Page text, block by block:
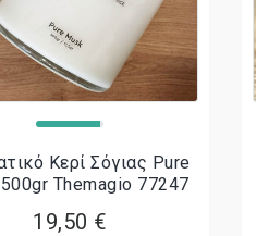
Κερί Σόγιας Pure
Themagio 77247
19,50 €